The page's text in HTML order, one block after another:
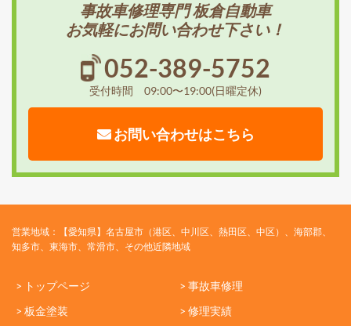
事故車修理専門 板倉自動車
お気軽にお問い合わせ下さい！
052-389-5752
受付時間 09:00〜19:00(日曜定休)
お問い合わせはこちら
営業地域：【愛知県】名古屋市（港区、中川区、熱田区、中区）、海部郡、
知多市、東海市、常滑市、その他近隣地域
> トップページ
> 事故車修理
> 板金塗装
> 修理実績